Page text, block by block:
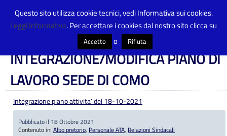
Centro Provinciale Istruzione Adulti>Articoli>Albo pretorio>
INTEGRAZIONE/MODIFICA PIANO DI LAVORO SEDE DI COMO
INTEGRAZIONE/MODIFICA PIANO DI
LAVORO SEDE DI COMO
Integrazione piano attivita’ del 18-10-2021
Pubblicato il 18 Ottobre 2021
Contenuto in: Albo pretorio, Personale ATA, Relazioni Sindacali
Questo sito utilizza cookie tecnici, vedi Informativa sui cookies.
Leggi Informativa. Per accettare i cookies dal nostro sito clicca su
Accetto o Rifiuta